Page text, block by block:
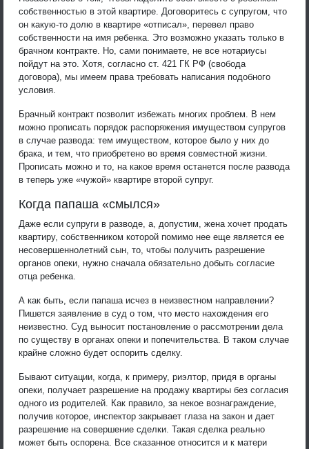
собственностью в этой квартире. Договоритесь с супругом, что
он какую-то долю в квартире «отписал», перевел право
собственности на имя ребенка. Это возможно указать только в
брачном контракте. Но, сами понимаете, не все нотариусы
пойдут на это. Хотя, согласно ст. 421 ГК РФ (свобода
договора), мы имеем права требовать написания подобного
условия.
Брачный контракт позволит избежать многих проблем. В нем
можно прописать порядок распоряжения имуществом супругов
в случае развода: тем имуществом, которое было у них до
брака, и тем, что приобретено во время совместной жизни.
Прописать можно и то, на какое время останется после развода
в теперь уже «чужой» квартире второй супруг.
Когда папаша «смылся»
Даже если супруги в разводе, а, допустим, жена хочет продать
квартиру, собственником которой помимо нее еще является ее
несовершеннолетний сын, то, чтобы получить разрешение
органов опеки, нужно сначала обязательно добыть согласие
отца ребенка.
А как быть, если папаша исчез в неизвестном направлении?
Пишется заявление в суд о том, что место нахождения его
неизвестно. Суд выносит постановление о рассмотрении дела
по существу в органах опеки и попечительства. В таком случае
крайне сложно будет оспорить сделку.
Бывают ситуации, когда, к примеру, риэлтор, придя в органы
опеки, получает разрешение на продажу квартиры без согласия
одного из родителей. Как правило, за некое вознаграждение,
получив которое, инспектор закрывает глаза на закон и дает
разрешение на совершение сделки. Такая сделка реально
может быть оспорена. Все сказанное относится и к матери